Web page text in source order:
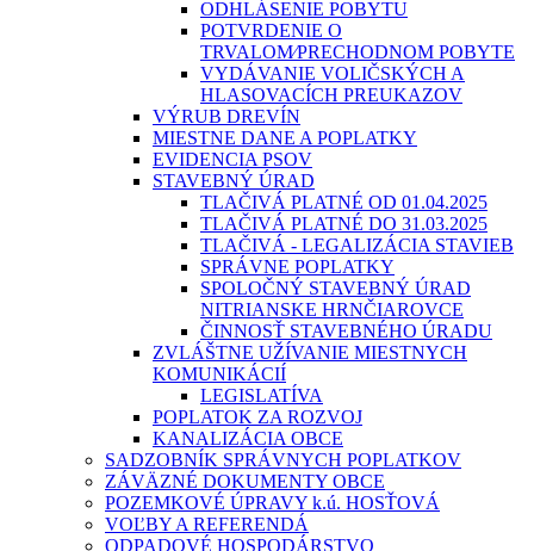
ODHLÁSENIE POBYTU
POTVRDENIE O
TRVALOM⁄PRECHODNOM POBYTE
VYDÁVANIE VOLIČSKÝCH A
HLASOVACÍCH PREUKAZOV
VÝRUB DREVÍN
MIESTNE DANE A POPLATKY
EVIDENCIA PSOV
STAVEBNÝ ÚRAD
TLAČIVÁ PLATNÉ OD 01.04.2025
TLAČIVÁ PLATNÉ DO 31.03.2025
TLAČIVÁ - LEGALIZÁCIA STAVIEB
SPRÁVNE POPLATKY
SPOLOČNÝ STAVEBNÝ ÚRAD
NITRIANSKE HRNČIAROVCE
ČINNOSŤ STAVEBNÉHO ÚRADU
ZVLÁŠTNE UŽÍVANIE MIESTNYCH
KOMUNIKÁCIÍ
LEGISLATÍVA
POPLATOK ZA ROZVOJ
KANALIZÁCIA OBCE
SADZOBNÍK SPRÁVNYCH POPLATKOV
ZÁVÄZNÉ DOKUMENTY OBCE
POZEMKOVÉ ÚPRAVY k.ú. HOSŤOVÁ
VOĽBY A REFERENDÁ
ODPADOVÉ HOSPODÁRSTVO